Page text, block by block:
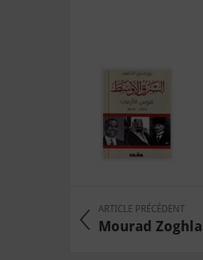
ARTICLE PRÉCÉDENT
Mourad